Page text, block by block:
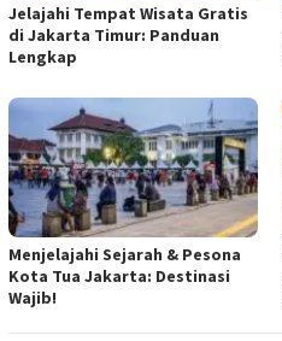
Jelajahi Tempat Wisata Gratis
di Jakarta Timur: Panduan
Lengkap
Menjelajahi Sejarah & Pesona
Kota Tua Jakarta: Destinasi
Wajib!